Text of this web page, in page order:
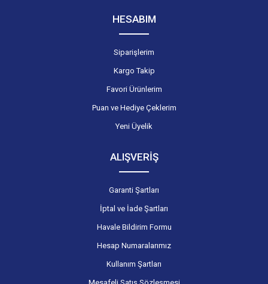
HESABIM
Siparişlerim
Kargo Takip
Favori Ürünlerim
Puan ve Hediye Çeklerim
Yeni Üyelik
ALIŞVERİŞ
Garanti Şartları
İptal ve İade Şartları
Havale Bildirim Formu
Hesap Numaralarımız
Kullanım Şartları